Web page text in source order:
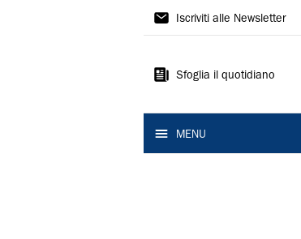
Gazzetta
Reggio
Iscriviti alle Newsletter
Sfoglia il quotidiano
MENU